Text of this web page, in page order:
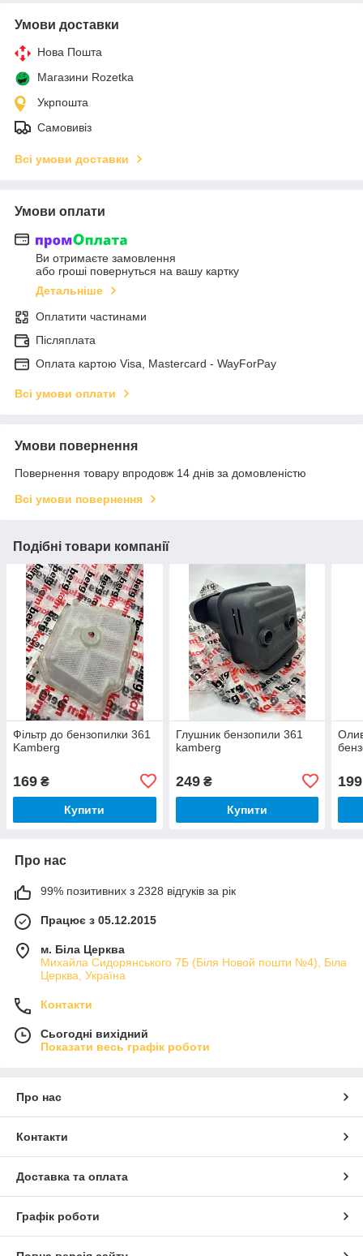
Умови доставки
Нова Пошта
Магазини Rozetka
Укрпошта
Самовивіз
Всі умови доставки
Умови оплати
Ви отримаєте замовлення
або гроші повернуться на вашу картку
Детальніше
Оплатити частинами
Післяплата
Оплата картою Visa, Mastercard - WayForPay
Всі умови оплати
Умови повернення
Повернення товару впродовж 14 днів за домовленістю
Всі умови повернення
Подібні товари компанії
Фільтр до бензопилки 361
Kamberg
169 ₴
Купити
Глушник бензопили 361
kamberg
249₴
Купити
199
Про нас
99% позитивних з 2328 відгуків за рік
Працює з 05.12.2015
м. Біла Церква
Михайла Сидорянського 7Б (Біля Новой пошти №4), Біла
Церква, Україна
Контакти
Сьогодні вихідний
Показати весь графік роботи
Про нас
Контакти
Доставка та оплата
Графік роботи